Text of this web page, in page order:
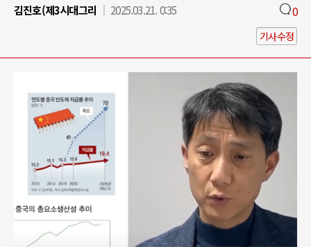
김진호(제3시대그리
2025.03.21. 0:35 0
기사수정